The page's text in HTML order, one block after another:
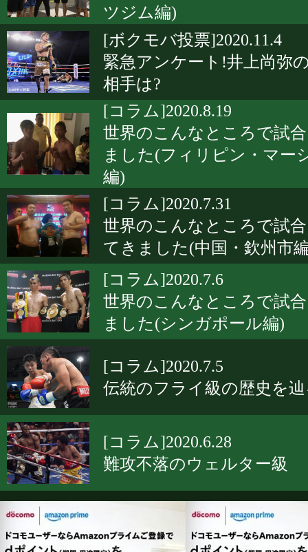
ツジム編)
[ボクモバ投票]2020.11.4
緊急アンケート!井上尚弥
相手は?
[コラム]2020.8.19
世界のこんなところで試
ました(フィリピン・マー
編)
[コラム]2020.7.31
世界のこんなところで試
てきました(中国・欽州市
[コラム]2020.7.6
世界のこんなところで試
ました(シンガポール編)
[コラム]2020.7.5
伝統のフライ級の歴史を
[コラム]2020.6.28
難攻不落のウェルター級